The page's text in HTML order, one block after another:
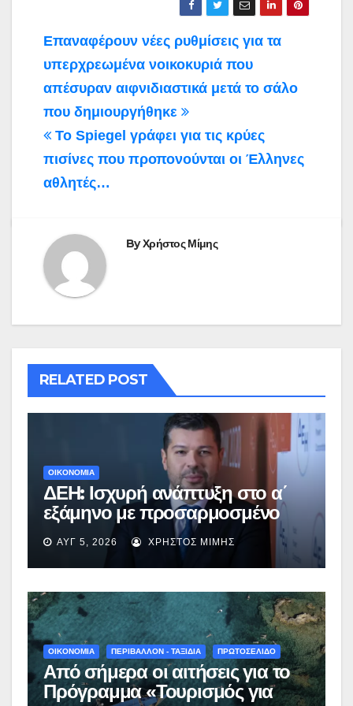
Πλοήγηση
άρθρων
Επαναφέρουν νέες ρυθμίσεις για τα
υπερχρεωμένα νοικοκυριά που
απέσυραν αιφνιδιαστικά μετά το σάλο
που δημιουργήθηκε
Το Spiegel γράφει για τις κρύες
πισίνες που προπονούνται οι Έλληνες
αθλητές…
ByΧρήστος Μίμης
RELATED POST
ΟΙΚΟΝΟΜΙΑ
ΔΕΗ: Ισχυρή ανάπτυξη στο α΄
εξάμηνο με προσαρμοσμένο
EBITDA στα €1,2 δισ.
ΑΥΓ 5, 2026 ΧΡΉΣΤΟΣ ΜΊΜΗΣ
ΟΙΚΟΝΟΜΙΑ ΠΕΡΙΒΑΛΛΟΝ - ΤΑΞΙΔΙΑ ΠΡΩΤΟΣΕΛΙΔΟ
Από σήμερα οι αιτήσεις για το
Πρόγραμμα «Τουρισμός για